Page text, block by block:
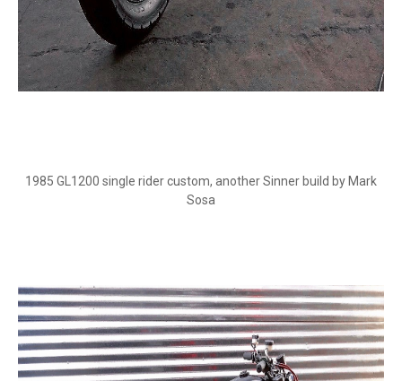
1985 GL1200 single rider custom, another Sinner build by Mark
Sosa